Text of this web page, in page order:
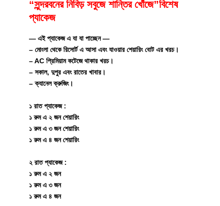
“সুন্দরবনের নিবিড় সবুজে শান্তির খোঁজে”বিশেষ
প্যাকেজ
— এই প্যাকেজ এ যা যা পাচ্ছেন —
– মোংলা থেকে রিসোর্ট এ আসা এবং যাওয়ার শেয়ারিং বোট এর খরচ।
– AC প্রিমিয়াম কটেজে থাকার খরচ।
– সকাল, দুপুর এবং রাতের খাবার।
– ক্যানেল ক্রুজিং।
১ রাত প্যাকেজ :
১ রুম এ ২ জন শেয়ারিং
১ রুম এ ৩ জন শেয়ারিং
১ রুম এ ৪ জন শেয়ারিং
২ রাত প্যাকেজ :
১ রুম এ ২ জন
১ রুম এ ৩ জন
১ রুম এ ৪ জন